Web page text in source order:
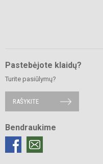
Pastebėjote klaidų?
Turite pasiūlymų?
RAŠYKITE
Bendraukime